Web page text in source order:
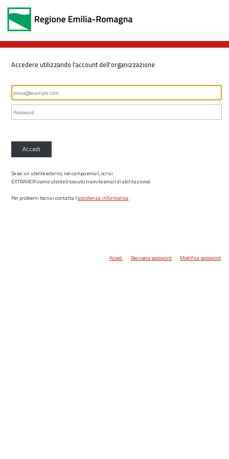
Accedere utilizzando l'account dell'organizzazione
Accedi
Se sei un utente esterno, nel campo email, scrivi
EXTRARER\nome utente(ricevuto tramite email di abilitazione)
Per problemi tecnici contatta l’assistenza informatica.
Accedi Recupera password Modifica password